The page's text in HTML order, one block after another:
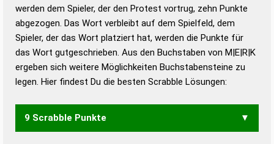
Duden – Standardwerk in 12 Bänden
Duden – Richtiges und gutes
Deutsch
Duden – Die deutsche Grammatik
Duden – Deutsches
Universalwörterbuch
werden dem Spieler, der den Protest vortrug, zehn Punkte
abgezogen. Das Wort verbleibt auf dem Spielfeld, dem
Spieler, der das Wort platziert hat, werden die Punkte für
das Wort gutgeschrieben. Aus den Buchstaben von M|E|R|K
ergeben sich weitere Möglichkeiten Buchstabensteine zu
legen. Hier findest Du die besten Scrabble Lösungen:
9 Scrabble Punkte